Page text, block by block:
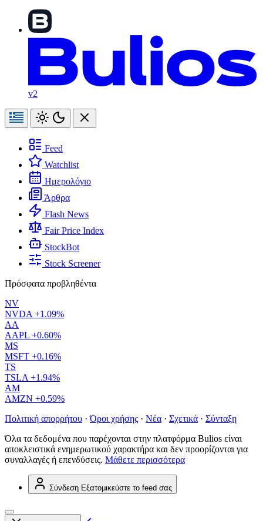
v2
Feed
Watchlist
Ημερολόγιο
Άρθρα
Flash News
Fair Price Index
StockBot
Stock Screener
Πρόσφατα προβληθέντα
NV
NVDA +1.09%
AA
AAPL +0.60%
MS
MSFT +0.16%
TS
TSLA +1.94%
AM
AMZN +0.59%
Πολιτική απορρήτου · Όροι χρήσης · Νέα · Σχετικά · Σύνταξη
Όλα τα δεδομένα που παρέχονται στην πλατφόρμα Bulios είναι
αποκλειστικά ενημερωτικού χαρακτήρα και δεν προορίζονται για
συναλλαγές ή επενδύσεις. Μάθετε περισσότερα
Σύνδεση Εξατομικεύστε το feed σας